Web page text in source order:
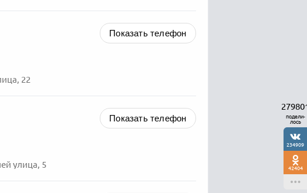
22
Показать телефон
улица, 5
Показать телефон
подели-
лось
234909
42404